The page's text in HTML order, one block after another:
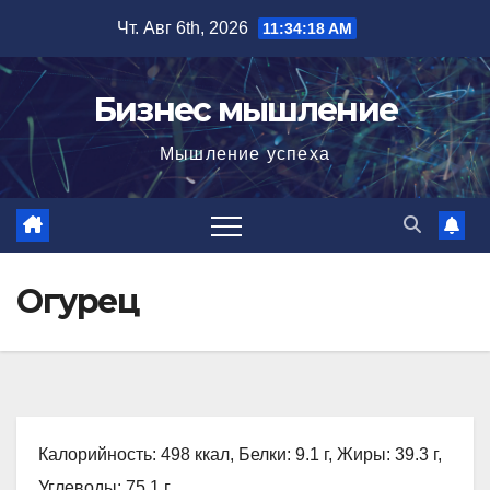
содержимому
Чт. Авг 6th, 2026 11:34:19 AM
Бизнес мышление
Мышление успеха
Огурец
Калорийность: 498 ккал, Белки: 9.1 г, Жиры: 39.3 г,